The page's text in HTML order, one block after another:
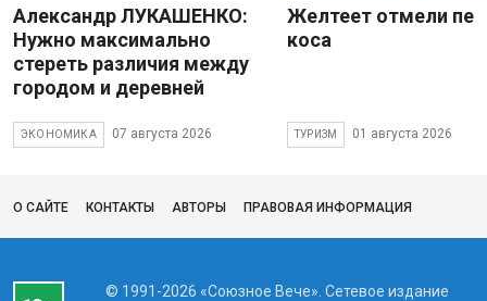
Александр ЛУКАШЕНКО:
Нужно максимально
стереть различия между
городом и деревней
ЭКОНОМИКА 07 августа 2026
Желтеет отмели
коса
ТУРИЗМ 01 августа 2026
О САЙТЕ КОНТАКТЫ АВТОРЫ ПРАВОВАЯ ИНФОРМАЦИЯ
© 1991-2026 «Союзное Вече». Сетевое издание